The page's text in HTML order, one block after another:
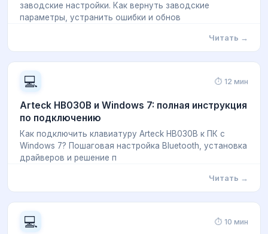
заводские настройки. Как вернуть заводские
параметры, устранить ошибки и обнов
Читать →
💻 ⏱ 12 мин
Arteck HB030B и Windows 7: полная инструкция
по подключению
Как подключить клавиатуру Arteck HB030B к ПК с
Windows 7? Пошаговая настройка Bluetooth, установка
драйверов и решение п
Читать →
💻 ⏱ 10 мин